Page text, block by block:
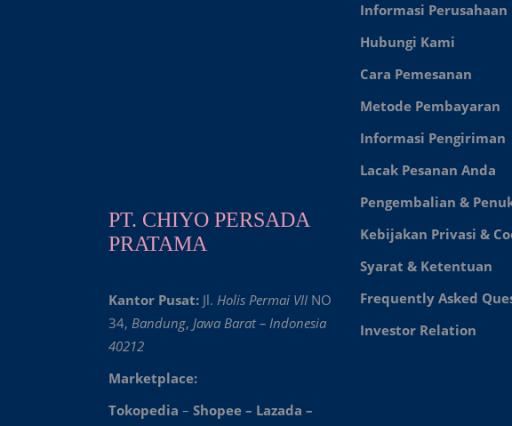
PT. CHIYO PERSADA
PRATAMA
Kantor Pusat: Jl. Holis Permai VII NO
34, Bandung, Jawa Barat – Indonesia
40212
Marketplace:
Tokopedia – Shopee – Lazada –
Informasi Perusahaan
Hubungi Kami
Cara Pemesanan
Metode Pembayaran
Informasi Pengiriman
Lacak Pesanan Anda
Pengembalian &
Kebijakan Privasi &
Syarat & Ketentuan
Frequently Asked
Investor Relation